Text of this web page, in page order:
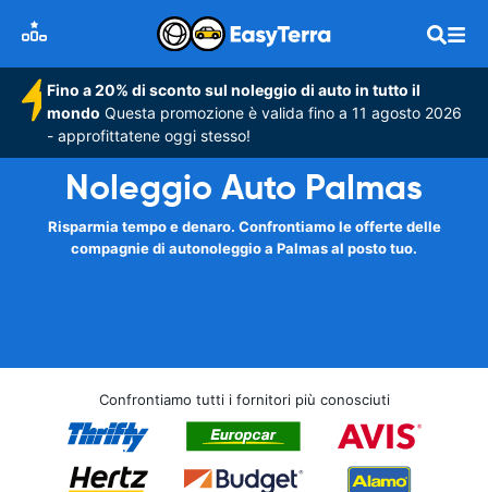
Fino a 20% di sconto sul noleggio di auto in tutto il
mondo Questa promozione è valida fino a 11 agosto 2026
- approfittatene oggi stesso!
Noleggio Auto Palmas
Risparmia tempo e denaro. Confrontiamo le offerte delle
compagnie di autonoleggio a Palmas al posto tuo.
Confrontiamo tutti i fornitori più conosciuti